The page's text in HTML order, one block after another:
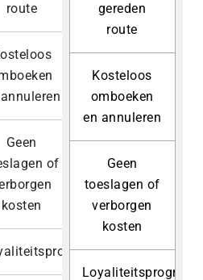
route
Geen
of
kosten
gereden
route
Kosteloos
omboeken
en annuleren
Geen
toeslagen of
verborgen
kosten